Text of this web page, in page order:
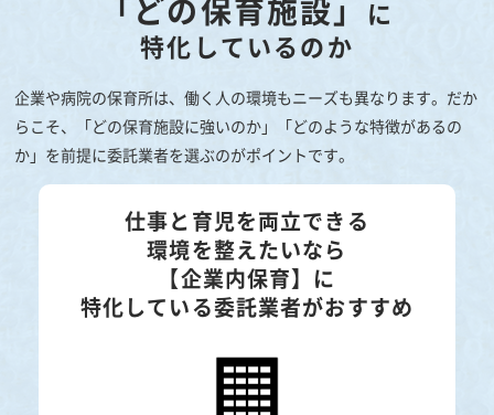
「どの保育施設」
に
特化しているのか
企業や病院の保育所は、働く人の環境もニーズも異なります。だか
らこそ、「どの保育施設に強いのか」「どのような特徴があるの
か」を前提に委託業者を選ぶのがポイントです。
仕事と育児を両立できる
環境を整えたいなら
【企業内保育】に
特化している委託業者がおすすめ